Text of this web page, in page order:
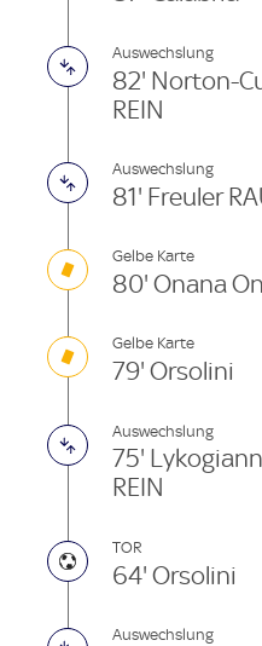
Auswechslung
82' Norton-
REIN
Auswechslung
81' Freuler
Gelbe Karte
80' Onana
Gelbe Karte
79' Orsolini
Auswechslung
75'
REIN
TOR
64' Orsolini
Auswechslung